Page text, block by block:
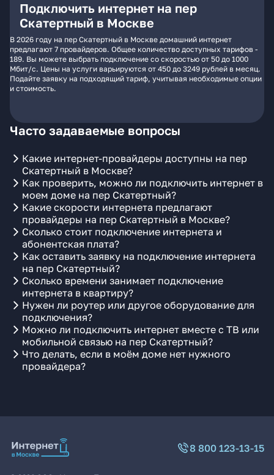
Подключить интернет на пер
Скатертный в Москве
В 2026 году на пер Скатертный в Москве домашний интернет
предлагают 7 провайдеров. Общее количество доступных тарифов -
189. Вы можете выбрать подключение со скоростью от 50 до 1000
Мбит/с. Цены на услуги варьируются от 450 до 3249 рублей в месяц.
Подайте заявку на подходящий тариф, учитывая необходимые опции
и стоимость.
Часто задаваемые вопросы
Какие интернет-провайдеры доступны на пер
Скатертный в Москве?
Как проверить, можно ли подключить интернет в
моем доме на пер Скатертный?
Какие скорости интернета предлагают
провайдеры на пер Скатертный в Москве?
Сколько стоит подключение интернета и
абонентская плата?
Как оставить заявку на подключение интернета
на пер Скатертный?
Сколько времени занимает подключение
интернета в квартиру?
Нужен ли роутер или другое оборудование для
подключения?
Можно ли подключить интернет вместе с ТВ или
мобильной связью на пер Скатертный?
Что делать, если в моём доме нет нужного
провайдера?
8 800 123-13-15